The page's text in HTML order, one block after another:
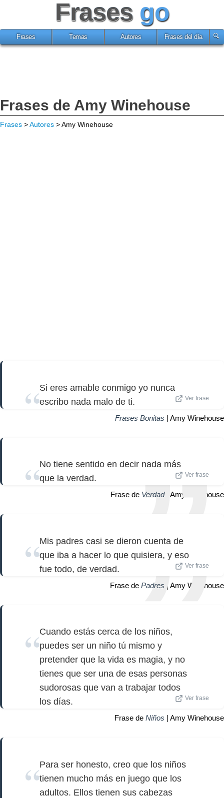
Frases go
Frases Temas Autores Frases del día
Frases de Amy Winehouse
Frases >Autores > Amy Winehouse
Si eres amable conmigo yo nunca
escribo nada malo de ti.
Ver frase
Frases Bonitas | Amy Winehouse
No tiene sentido en decir nada más
que la verdad.
Ver frase
Frase de Verdad| Amy Winehouse
Mis padres casi se dieron cuenta de
que iba a hacer lo que quisiera, y eso
fue todo, de verdad.
Ver frase
Frase de Padres | Amy Winehouse
Cuando estás cerca de los niños,
puedes ser un niño tú mismo y
pretender que la vida es magia, y no
tienes que ser una de esas personas
sudorosas que van a trabajar todos
los días.
Ver frase
Frase de Niños | Amy Winehouse
Para ser honesto, creo que los niños
tienen mucho más en juego que los
adultos. Ellos tienen sus cabezas